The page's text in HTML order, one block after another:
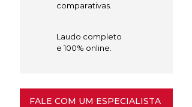
comparativas.
Laudo completo
e 100% online.
FALE COM UM ESPECIALISTA